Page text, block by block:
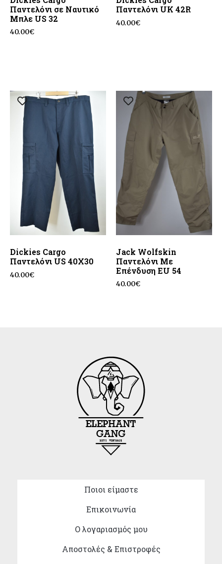
Παντελόνι σε Ναυτικό
Μπλε US 32
40.00€
Παντελόνι UK 42R
40.00€
Dickies Cargo
Παντελόνι US 40X30
40.00€
Jack Wolfskin
Παντελόνι Με
Επένδυση EU 54
40.00€
Ποιοι είμαστε
Επικοινωνία
Ο λογαριασμός μου
Αποστολές & Επιστροφές